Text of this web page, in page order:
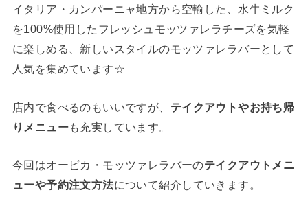
イタリア・カンパーニャ地方から空輸した、水牛ミルク
を100%使用したフレッシュモッツァレラチーズを気軽
に楽しめる、新しいスタイルのモッツァレラバーとして
人気を集めています☆
店内で食べるのもいいですが、 テイクアウトやお持ち帰
りメニューも充実しています。
今回はオービカ・モッツァレラバーのテイクアウトメニ
ューや予約注文方法について紹介していきます。